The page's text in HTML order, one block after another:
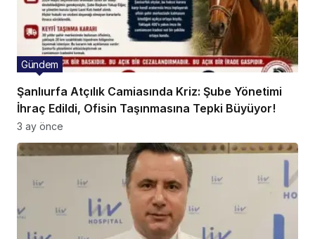
Şanlıurfa Atçılık Camiasında Kriz: Şube Yönetimi
İhraç Edildi, Ofisin Taşınmasına Tepki Büyüyor!
Gündem
3 ay önce